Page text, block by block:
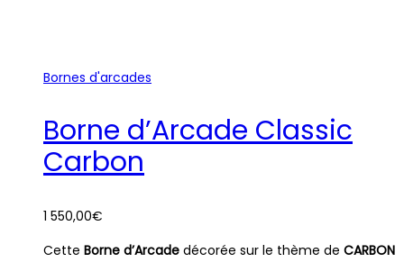
Bornes d'arcades
Borne d’Arcade Classic
Carbon
1 550,00€
Cette Borne d’Arcade décorée sur le thème de CARBON